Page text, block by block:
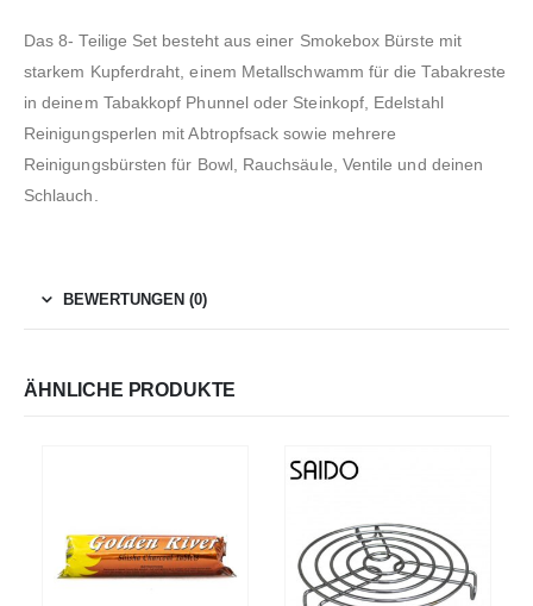
Das 8- Teilige Set besteht aus einer Smokebox Bürste mit
starkem Kupferdraht, einem Metallschwamm für die Tabakreste
in deinem Tabakkopf Phunnel oder Steinkopf, Edelstahl
Reinigungsperlen mit Abtropfsack sowie mehrere
Reinigungsbürsten für Bowl, Rauchsäule, Ventile und deinen
Schlauch.
BEWERTUNGEN (0)
ÄHNLICHE PRODUKTE